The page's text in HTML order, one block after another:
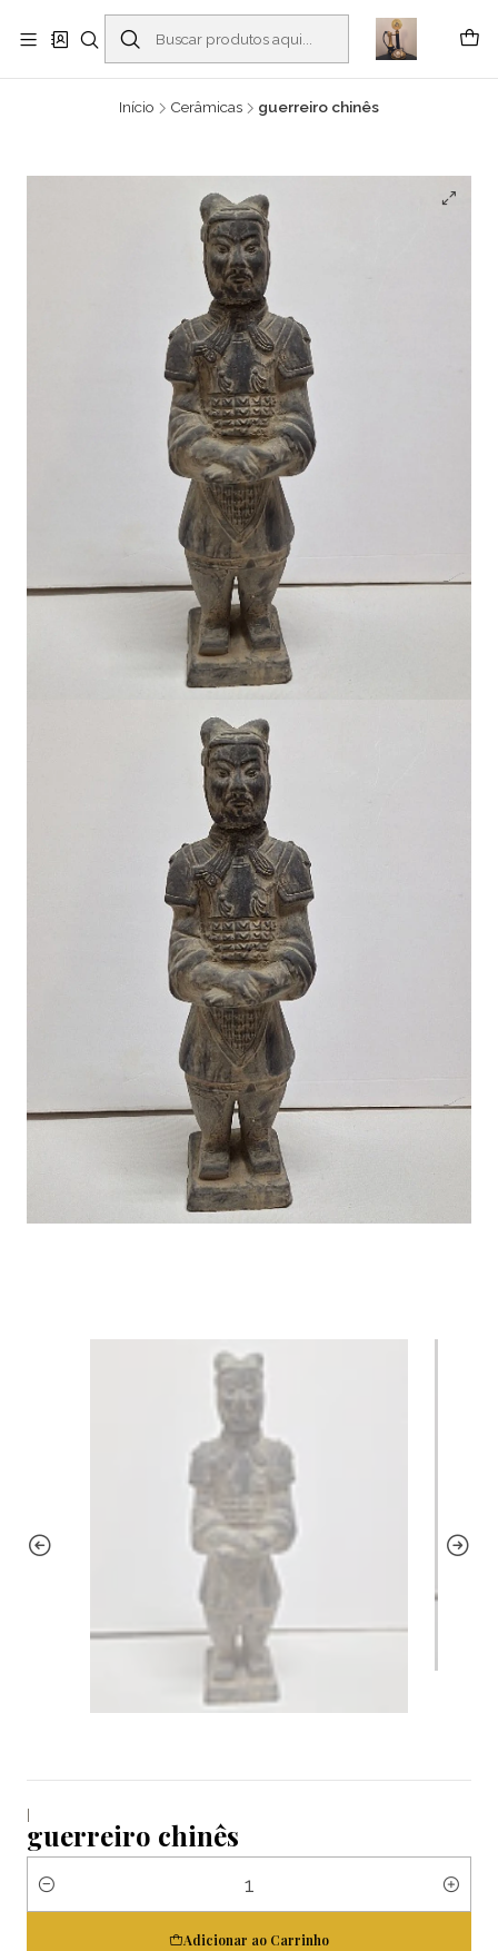
Buscantiguidades - Leilões. Colecionismo e antiguidades em Viana do
Castelo -
Leia mais
Início Cerâmicas guerreiro chinês
|
guerreiro chinês
Quantidade
Adicionar ao Carrinho